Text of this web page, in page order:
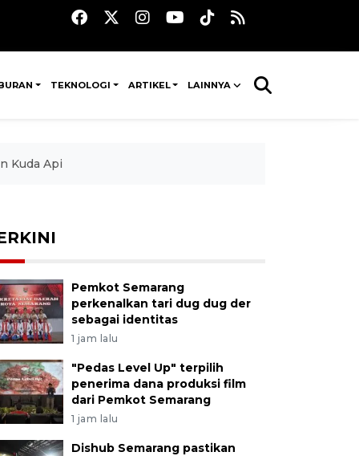
TEKNOLOGI ARTIKEL LAINNYA
Kuda Api
Pemkot Semarang
perkenalkan tari dug dug der
sebagai identitas
1 jam lalu
"Pedas Level Up" terpilih
penerima dana produksi film
dari Pemkot Semarang
1 jam lalu
Dishub Semarang pastikan